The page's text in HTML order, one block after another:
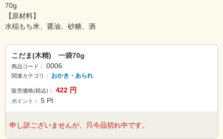
70g
【原材料】
水稲もち米、醤油、砂糖、酒
こだま(木精) 一袋70g
商品コード： 0006
関連カテゴリ： おかき・あられ
販売価格(税込)： 422 円
ポイント： 5 Pt
申し訳ございませんが、只今品切れ中です。